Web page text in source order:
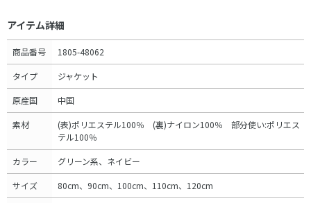
アイテム詳細
商品番号 1805-48062
タイプ ジャケット
原産国 中国
素材
(表)ポリエステル100％ (裏)ナイロン100％ 部分使い:ポリエス
テル100％
カラー グリーン系、ネイビー
サイズ 80cm、90cm、100cm、110cm、120cm